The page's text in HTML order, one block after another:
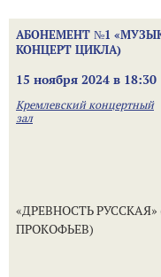
АБОНЕМЕНТ №1
КОНЦЕРТ ЦИКЛА)
15 ноября 2024 в 18:30
Кремлевский концертный
зал
«ДРЕВНОСТЬ
ПРОКОФЬЕВ)